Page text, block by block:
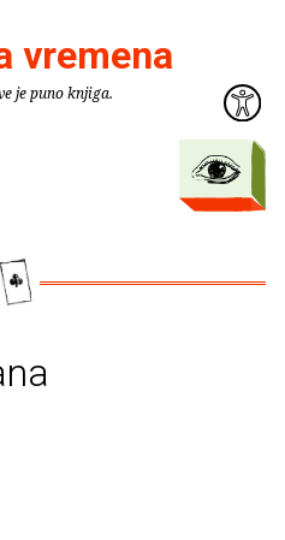
vremena
je puno knjiga.